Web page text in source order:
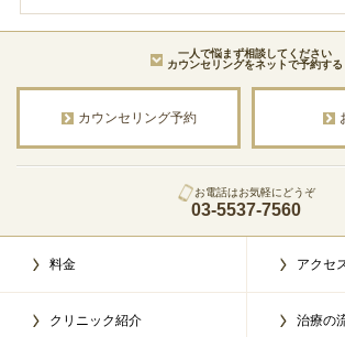
一人で悩まず相談してください
カウンセリングをネットで予約する
カウンセリング予約
お電話はお気軽にどうぞ
03-5537-7560
料金 アクセ
クリニック紹介 治療の